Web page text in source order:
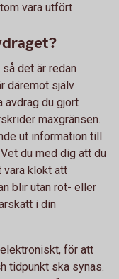
vara utfört
det är redan
däremot själv
avdrag du gjort
maxgränsen.
ut information till
du med dig att du
vara klokt att
blir utan rot- eller
i din
för att
tidpunkt ska synas.